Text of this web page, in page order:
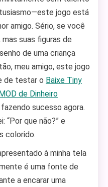
jogo está
amigo. Sério, se você
suas figuras de
de uma criança
meu amigo, este jogo
de testar o Baixe Tiny
de Dinheiro
sucesso agora.
“Por que não?” e
colorido.
à minha tela
é uma fonte de
a encarar uma